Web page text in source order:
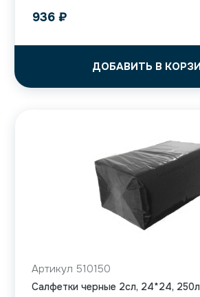
936 ₽
ДОБАВИТЬ В
Артикул 510150
Салфетки черные 2сл, 24*24,